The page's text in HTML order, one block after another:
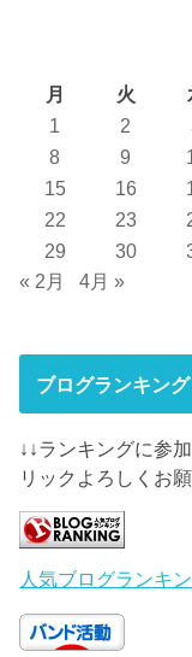
月
火
1
2
8
9
15
16
22
23
29
30
« 2月
4月 »
ブログランキング
↓↓ランキングに参
リックよろしくお
人気ブログランキ